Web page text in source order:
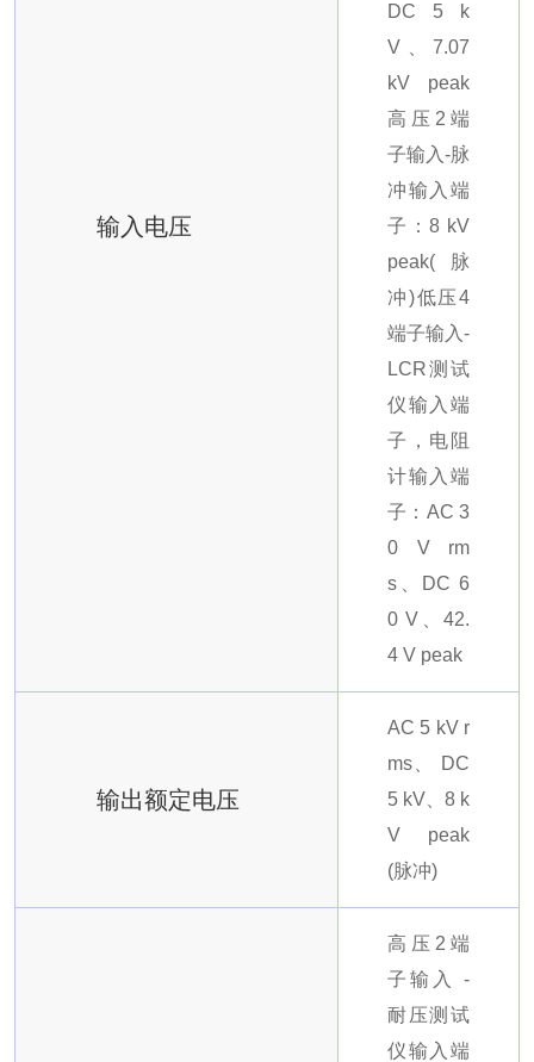
输入电压
DC 5 k
V、7.07
kV peak
高压2端
子输入-脉
冲输入端
子：8 kV
peak(脉
冲)低压4
端子输入-
LCR测试
仪输入端
子，电阻
计输入端
子：AC 3
0 V rm
s、DC 6
0 V、42.
4 V peak
输出额定电压
AC 5 kV r
ms、 DC
5 kV、8 k
V peak
(脉冲)
高压2端
子输入 -
耐压测试
仪输入端